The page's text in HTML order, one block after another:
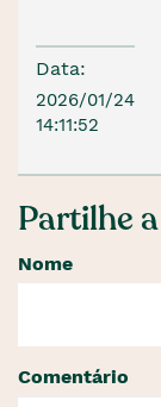
Data:
2026/01/24
14:11:52
Partilhe
Nome
Comentário